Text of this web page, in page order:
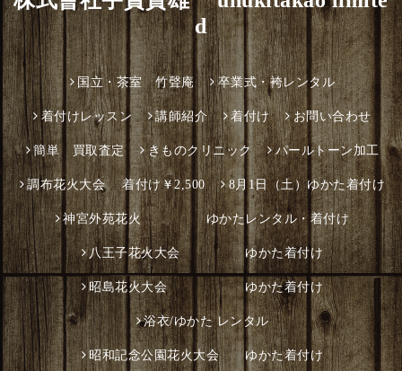
d
国立・茶室 竹聲庵 卒業式・袴レンタル
着付けレッスン 講師紹介 着付け お問い合わせ
簡単 買取査定 きものクリニック パールトーン加工
調布花火大会 着付け￥2,500 8月1日（土）ゆかた着付け
神宮外苑花火 ゆかたレンタル・着付け
八王子花火大会 ゆかた着付け
昭島花火大会 ゆかた着付け
浴衣/ゆかた レンタル
昭和記念公園花火大会 ゆかた着付け